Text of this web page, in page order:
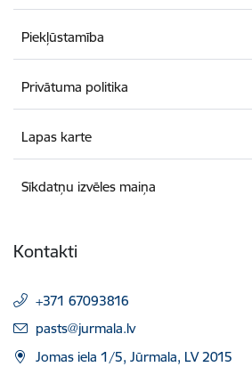
Piekļūstamība
Privātuma politika
Lapas karte
Sīkdatņu izvēles maiņa
Kontakti
+371 67093816
E-pasts:
pasts@jurmala.lv
Jomas iela 1/5, Jūrmala, LV 2015